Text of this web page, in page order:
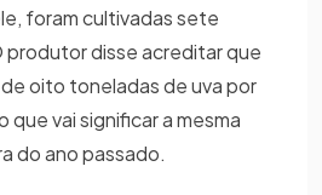
foram cultivadas sete
produtor disse acreditar que
oito toneladas de uva por
vai significar a mesma
do ano passado.